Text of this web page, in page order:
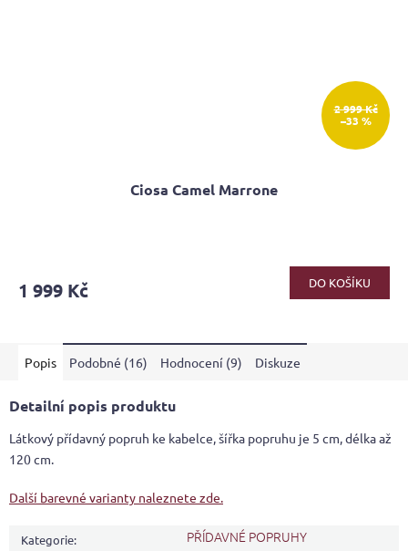
2 999 Kč
–33 %
Ciosa Camel Marrone
je
hvězdiček.
1 999 Kč DO KOŠÍKU
Popis Podobné (16) Hodnocení (9) Diskuze
Detailní popis produktu
Látkový přídavný popruh ke kabelce, šířka popruhu je 5 cm, délka až
120 cm.
Další barevné varianty naleznete zde.
Kategorie: PŘÍDAVNÉ POPRUHY